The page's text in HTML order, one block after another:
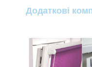
Додаткові